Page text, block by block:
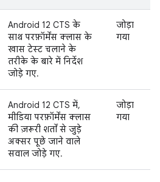
Android 12 CTS के
साथ परफ़ॉर्मेंस क्लास के
खास टेस्ट चलाने के
तरीके के बारे में निर्देश
जोड़े गए.
जोड़ा
गया
Android 12 CTS में,
मीडिया परफ़ॉर्मेंस क्लास
की ज़रूरी शर्तों से जुड़े
अक्सर पूछे जाने वाले
सवाल जोड़े गए.
जोड़ा
गया